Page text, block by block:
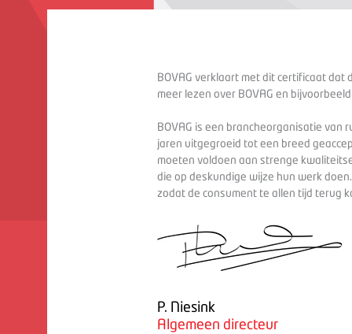
BOVAG verklaart met dit certificaat dat
meer lezen over BOVAG en
BOVAG is een brancheorganisatie van
jaren uitgegroeid tot een breed
moeten voldoen aan strenge
die op deskundige wijze hun werk
zodat de consument te allen tijd terug
P. Niesink
Algemeen directeur